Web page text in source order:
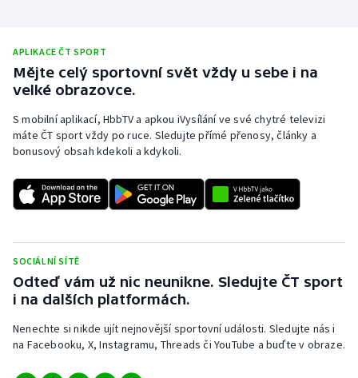
APLIKACE ČT SPORT
Mějte celý sportovní svět vždy u sebe i na
velké obrazovce.
S mobilní aplikací, HbbTV a apkou iVysílání ve své chytré televizi
máte ČT sport vždy po ruce. Sledujte přímé přenosy, články a
bonusový obsah kdekoli a kdykoli.
SOCIÁLNÍ SÍTĚ
Odteď vám už nic neunikne. Sledujte ČT sport
i na dalších platformách.
Nenechte si nikde ujít nejnovější sportovní události. Sledujte nás i
na Facebooku, X, Instagramu, Threads či YouTube a buďte v obraze.